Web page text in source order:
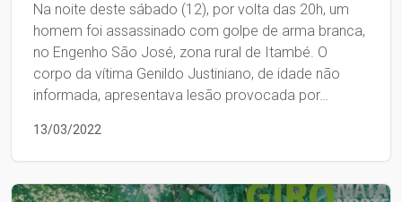
Na noite deste sábado (12), por volta das 20h, um
homem foi assassinado com golpe de arma branca,
no Engenho São José, zona rural de Itambé. O
corpo da vítima Genildo Justiniano, de idade não
informada, apresentava lesão provocada por…
13/03/2022